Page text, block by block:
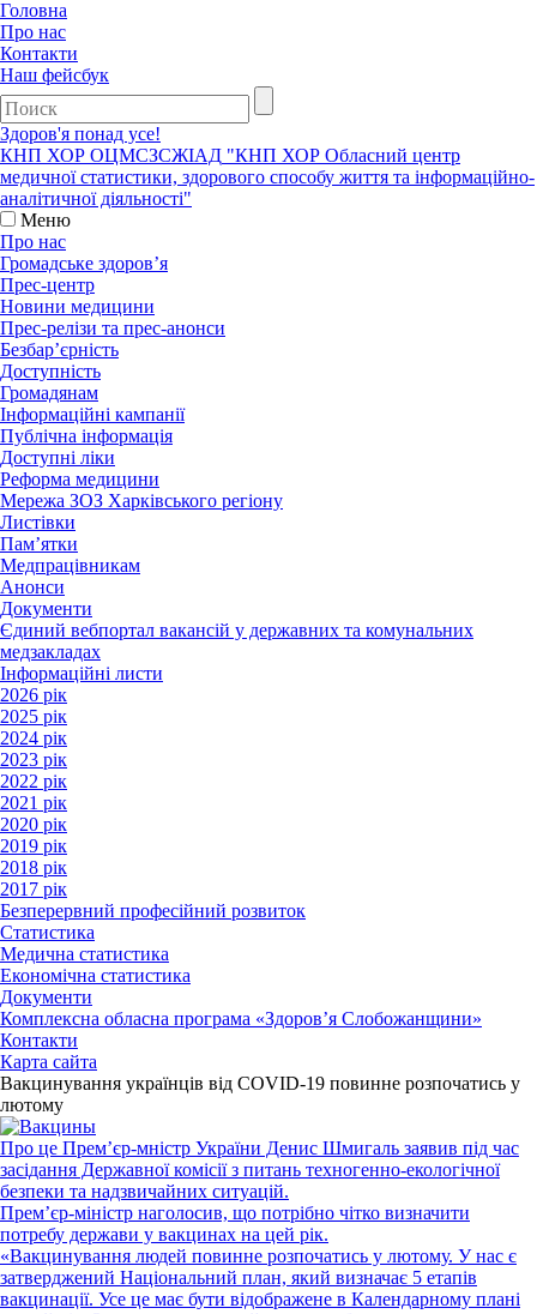
Головна
Про нас
Контакти
Наш фейсбук
Здоров'я понад усе!
КНП ХОР ОЦМСЗСЖIАД "КНП ХОР Обласний центр
медичної статистики, здорового способу життя та інформаційно-
аналітичної діяльності"
Меню
Про нас
Громадське здоров’я
Прес-центр
Новини медицини
Прес-релізи та прес-анонси
Безбар’єрність
Доступність
Громадянам
Інформаційні кампанії
Публічна інформація
Доступні ліки
Реформа медицини
Мережа ЗОЗ Харківського регіону
Листівки
Пам’ятки
Медпрацівникам
Анонси
Документи
Єдиний вебпортал вакансій у державних та комунальних
медзакладах
Інформаційні листи
2026 рік
2025 рік
2024 рік
2023 рік
2022 рік
2021 рік
2020 рік
2019 рік
2018 рік
2017 рік
Безперервний професійний розвиток
Статистика
Медична статистика
Економічна статистика
Документи
Комплексна обласна програма «Здоров’я Слобожанщини»
Контакти
Карта сайта
Вакцинування українців від COVID-19 повинне розпочатись у
лютому
Про це Прем’єр-мністр України Денис Шмигаль заявив під час
засідання Державної комісії з питань техногенно-екологічної
безпеки та надзвичайних ситуацій.
Прем’єр-міністр наголосив, що потрібно чітко визначити
потребу держави у вакцинах на цей рік.
«Вакцинування людей повинне розпочатись у лютому. У нас є
затверджений Національний план, який визначає 5 етапів
вакцинації. Усе це має бути відображене в Календарному плані